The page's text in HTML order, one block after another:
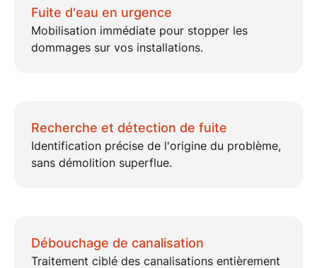
Fuite d'eau en urgence
Mobilisation immédiate pour stopper les
dommages sur vos installations.
Recherche et détection de fuite
Identification précise de l'origine du problème,
sans démolition superflue.
Débouchage de canalisation
Traitement ciblé des canalisations entièrement